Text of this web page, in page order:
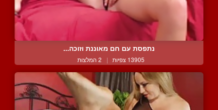
נתפסת עם חם מאוננת וזוכה...
13905 צפיות | 2 המלצות